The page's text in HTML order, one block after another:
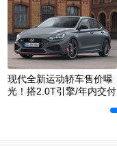
现代全新运动轿车售价曝
光！搭2.0T引擎/年内交付